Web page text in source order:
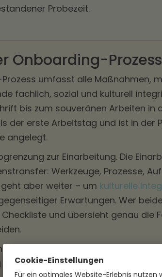
Probezeit.
Onboarding-
umfasst alle Maßnahmen,
fachlich, sozial und kulturell
bis zum souveränen Arbeiten in
der erste Arbeitstag und ist in der
angelegt.
zur Einarbeitung. Die
Werkzeuge, Prozesse,
aber weiter – um kulturelle
Erwartungen. Wer
und übersieht genau die
Einarbeitung Schritt für Schritt
zumEinarbeitungsplan erstellen